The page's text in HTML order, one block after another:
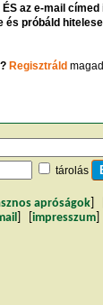
az e-mail
és próbáld
Regisztráld
tárolás
apróságok
impresszum]